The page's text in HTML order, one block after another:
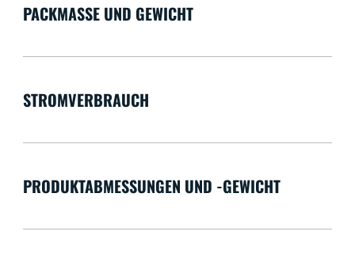
PACKMASSE UND GEWICHT
STROMVERBRAUCH
PRODUKTABMESSUNGEN UND -GEWICHT